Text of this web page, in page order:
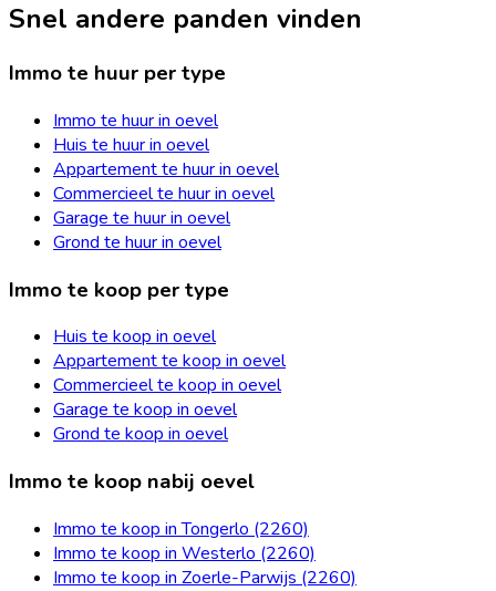
Snel andere panden vinden
Immo te huur per type
Immo te huur in oevel
Huis te huur in oevel
Appartement te huur in oevel
Commercieel te huur in oevel
Garage te huur in oevel
Grond te huur in oevel
Immo te koop per type
Huis te koop in oevel
Appartement te koop in oevel
Commercieel te koop in oevel
Garage te koop in oevel
Grond te koop in oevel
Immo te koop nabij oevel
Immo te koop in Tongerlo (2260)
Immo te koop in Westerlo (2260)
Immo te koop in Zoerle-Parwijs (2260)